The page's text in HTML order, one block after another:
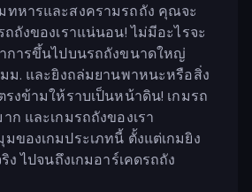
หารและสงครามรถถัง คุณจะ
ถังของเราแน่นอน! ไม่มีอะไรจะ
การขึ้นไปบนรถถังขนาดใหญ่
. และยิงถล่มยานพาหนะหรือสิ่ง
รงข้ามให้ราบเป็นหน้าดิน! เกมรถ
ก และเกมรถถังของเรา
ของเกมประเภทนี้ ตั้งแต่เกมยิง
ไปจนถึงเกมอาร์เคดรถถัง